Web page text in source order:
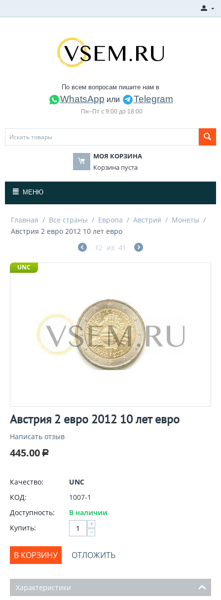
По всем вопросам пишите нам в
WhatsApp или Telegram
Пн–Пт с 9:00 до 18:00
МОЯ КОРЗИНА
Корзина пуста
МЕНЮ
Главная / Все страны / Европа / Австрия / Монеты /
Австрия 2 евро 2012 10 лет евро
12 из 41
UNC
Австрия 2 евро 2012 10 лет евро
Написать отзыв
445.00 Р
Качество:
UNC
КОД:
1007-1
Доступность:
В наличии
Купить:
+
−
В КОРЗИНУ ОТЛОЖИТЬ
Характеристики